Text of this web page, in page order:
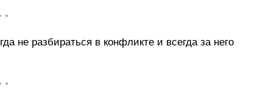
•
не разбираться в конфликте и всегда за него
•